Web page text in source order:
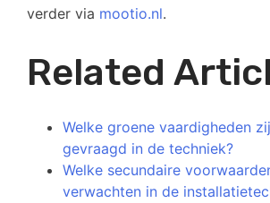
verder via mootio.nl.
Related
Welke groene vaardigheden
gevraagd in de techniek?
Welke secundaire
verwachten in de